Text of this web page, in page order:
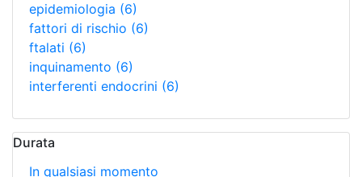
epidemiologia (6)
fattori di rischio (6)
ftalati (6)
inquinamento (6)
interferenti endocrini (6)
Durata
In qualsiasi momento